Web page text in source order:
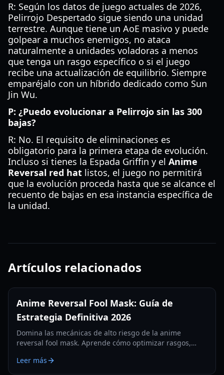
R: Según los datos de juego actuales de 2026,
Pelirrojo Despertado sigue siendo una unidad
terrestre. Aunque tiene un AoE masivo y puede
golpear a muchos enemigos, no ataca
naturalmente a unidades voladoras a menos
que tenga un rasgo específico o si el juego
recibe una actualización de equilibrio. Siempre
emparéjalo con un híbrido dedicado como Sun
Jin Wu.
P: ¿Puedo evolucionar a Pelirrojo sin las 300
bajas?
R: No. El requisito de eliminaciones es
obligatorio para la primera etapa de evolución.
Incluso si tienes la Espada Griffin y el Anime
Reversal red hat listos, el juego no permitirá
que la evolución proceda hasta que se alcance el
recuento de bajas en esa instancia específica de
la unidad.
Artículos relacionados
Anime Reversal Fool Mask: Guía de
Estrategia Definitiva 2026
Domina las mecánicas de alto riesgo de la anime
reversal fool mask. Aprende cómo optimizar rasgos,
con nuestra guía experta.
Leer más